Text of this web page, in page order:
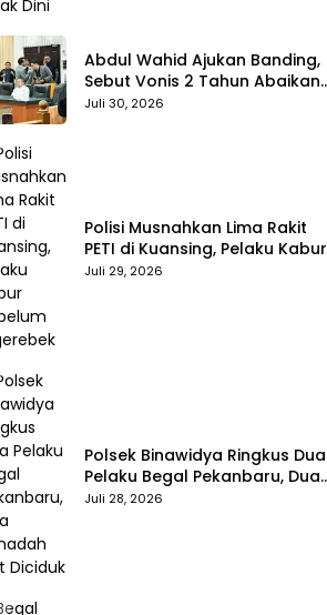
Abdul Wahid Ajukan Banding,
Sebut Vonis 2 Tahun Abaikan
Fakta Persidangan
Juli 30, 2026
Polisi Musnahkan Lima Rakit
PETI di Kuansing, Pelaku Kabur
Sebelum Digerebek
Juli 29, 2026
Polsek Binawidya Ringkus Dua
Pelaku Begal Pekanbaru, Dua
Penadah Ikut Diciduk
Juli 28, 2026